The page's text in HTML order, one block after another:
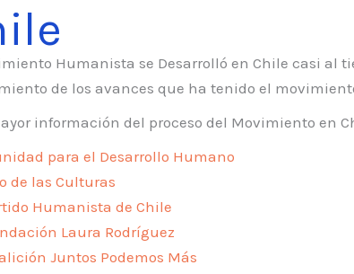
Humanista se Desarrolló en Chile casi al
de los avances que ha tenido el
información del proceso del Movimiento en
para el Desarrollo Humano
de las Culturas
Humanista de Chile
Laura Rodríguez
Juntos Podemos Más